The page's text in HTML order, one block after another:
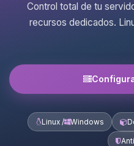
Control total de tu
recursos dedicados.
Linux / Windows